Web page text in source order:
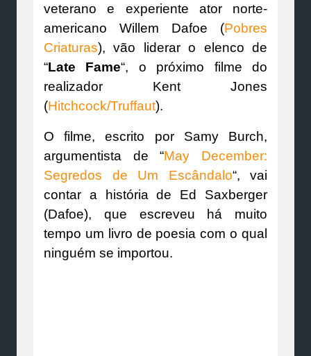
veterano e experiente ator norte-
americano Willem Dafoe (Pobres
Criaturas), vão liderar o elenco de
“Late Fame“, o próximo filme do
realizador Kent Jones
(Hitchcock/Truffaut).
O filme, escrito por Samy Burch,
argumentista de “May December:
Segredos de Um Escândalo“, vai
contar a história de Ed Saxberger
(Dafoe), que escreveu há muito
tempo um livro de poesia com o qual
ninguém se importou.